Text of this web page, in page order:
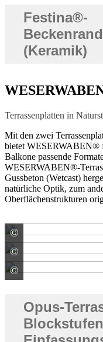
Festina®-
(Keramik)
Terrassenplatten in
Mit den zwei
bietet WESERWABEN®
Balkone passende
WESERWABEN®-
Gussbeton (Wetcast)
natürliche Optik, zum
Oberflächenstrukturen
© WESER
© WESER
© WESER
Opus-